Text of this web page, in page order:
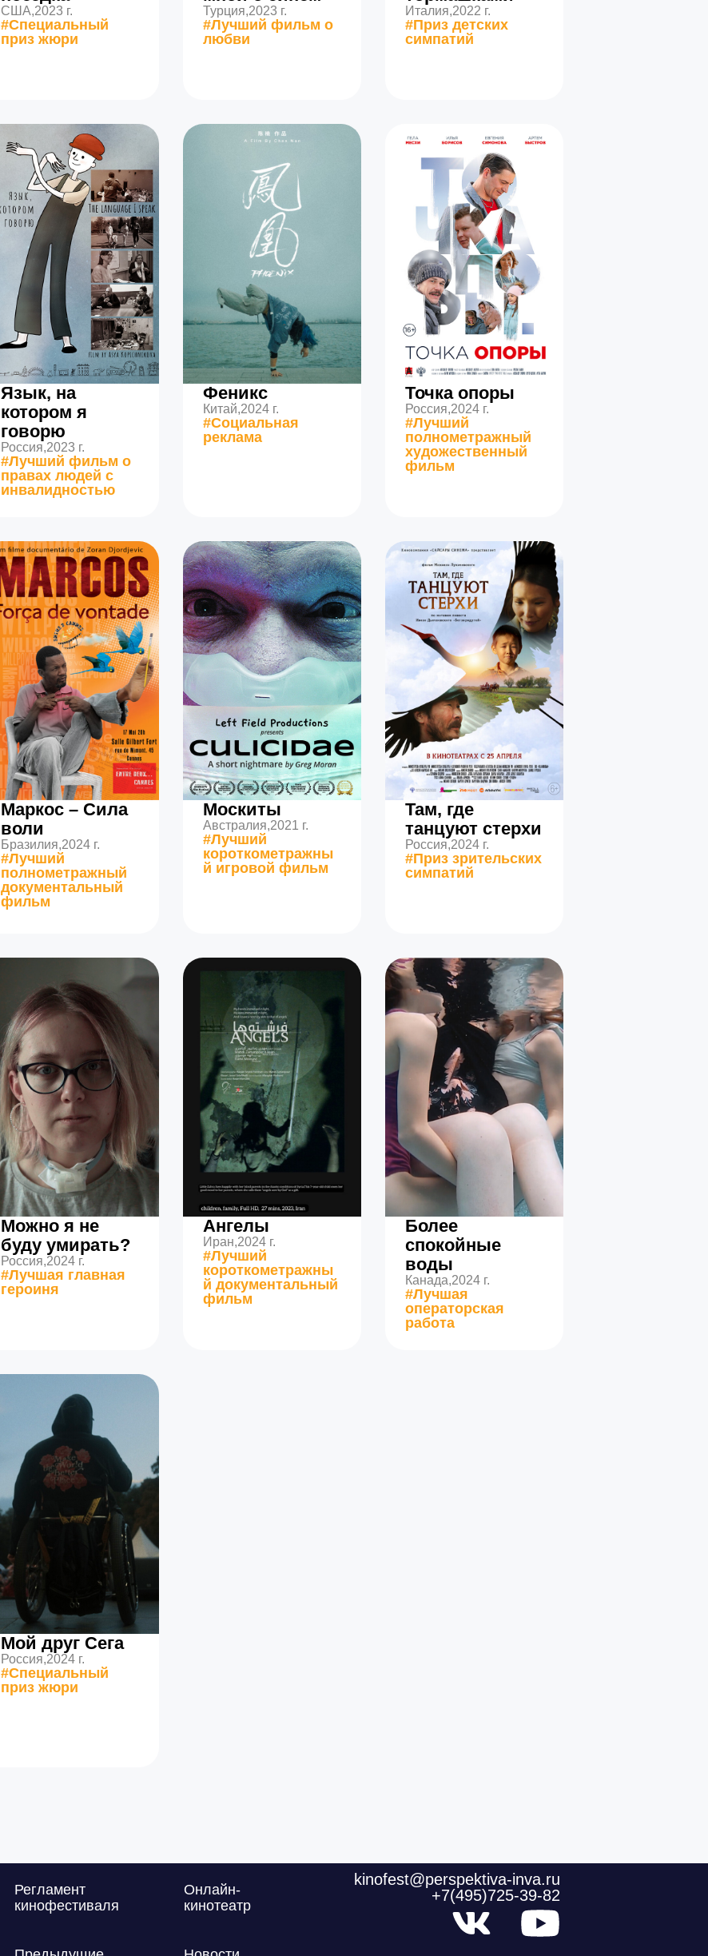
США,2023 г.
#Специальный
приз жюри
Турция,2023 г.
#Лучший фильм о
любви
Италия,2022 г.
#Приз детских
симпатий
Язык, на
котором я
говорю
Россия,2023 г.
#Лучший фильм о
правах людей с
инвалидностью
Феникс
Китай,2024 г.
#Социальная
реклама
Точка опоры
Россия,2024 г.
#Лучший
полнометражный
художественный
фильм
Маркос – Сила
воли
Бразилия,2024 г.
#Лучший
полнометражный
документальный
фильм
Москиты
Австралия,2021 г.
#Лучший
короткометражны
й игровой фильм
Там, где
танцуют стерхи
Россия,2024 г.
#Приз зрительских
симпатий
Можно я не
буду умирать?
Россия,2024 г.
#Лучшая главная
героиня
Ангелы
Иран,2024 г.
#Лучший
короткометражны
й документальный
фильм
Более
спокойные
воды
Канада,2024 г.
#Лучшая
операторская
работа
Мой друг Сега
Россия,2024 г.
#Специальный
приз жюри
Регламент
кинофестиваля
Онлайн-
кинотеатр
kinofest@perspektiva-inva.ru
+7(495)725-39-82